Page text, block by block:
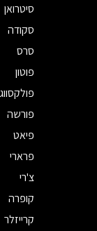
סיטרואן
סקודה
סרס
פוטון
פורשה
פיאט
פרארי
צ'רי
קופרה
קרייזלר